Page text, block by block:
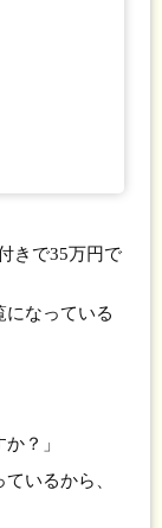
きで35万円で
になっている
？」
いるから、